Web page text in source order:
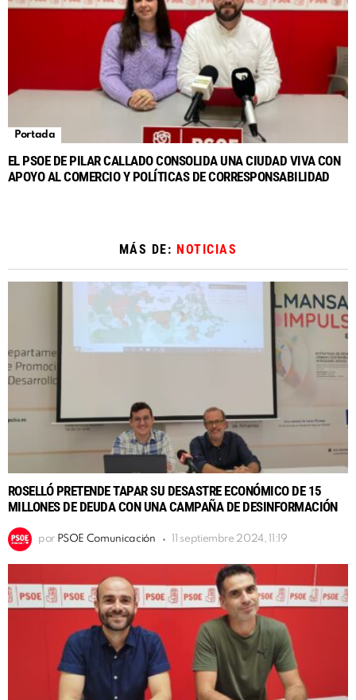
Portada
EL PSOE DE PILAR CALLADO CONSOLIDA UNA CIUDAD VIVA CON
APOYO AL COMERCIO Y POLÍTICAS DE CORRESPONSABILIDAD
MÁS DE: NOTICIAS
ROSELLÓ PRETENDE TAPAR SU DESASTRE ECONÓMICO DE 15
MILLONES DE DEUDA CON UNA CAMPAÑA DE DESINFORMACIÓN
por PSOE Comunicación 11 septiembre 2024, 11:19